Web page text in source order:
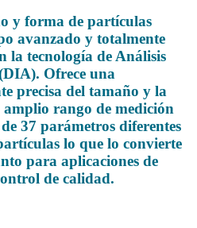
y forma de partículas
avanzado y totalmente
la tecnología de Análisis
Ofrece una
precisa del tamaño y la
rango de medición
37 parámetros diferentes
lo que lo convierte
para aplicaciones de
de calidad.